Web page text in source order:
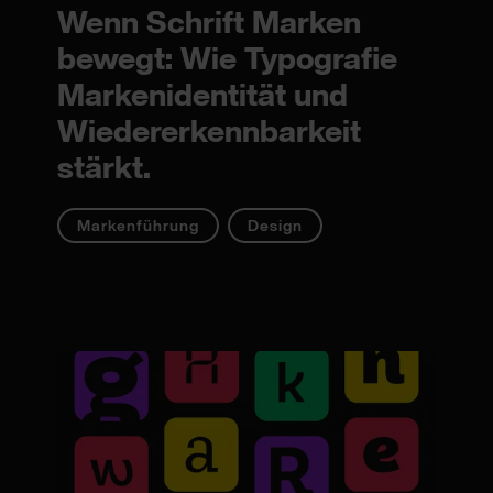
Wenn Schrift Marken
bewegt: Wie Typografie
Markenidentität und
Wiedererkennbarkeit
stärkt.
Markenführung Design